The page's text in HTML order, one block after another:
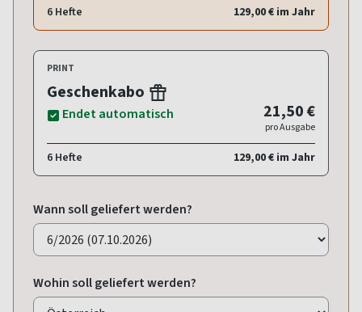
6 Hefte 129,00 € im Jahr
PRINT
Geschenkabo
Endet automatisch 21,50 €
pro Ausgabe
6 Hefte 129,00 € im Jahr
Wann soll geliefert werden?
Wohin soll geliefert werden?